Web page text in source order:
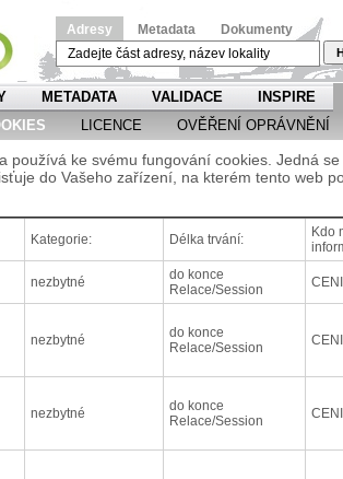
Adresy Metadata Dokumenty
METADATA VALIDACE
INSPIRE
LICENCE OVĚŘENÍ OPRÁVNĚNÍ
používá ke svému fungování cookies. Jedná
do Vašeho zařízení, na kterém tento web
Kategorie: Délka trvání:
Kdo
nezbytné
do konce
Relace/Session
nezbytné
do konce
Relace/Session
nezbytné
do konce
Relace/Session